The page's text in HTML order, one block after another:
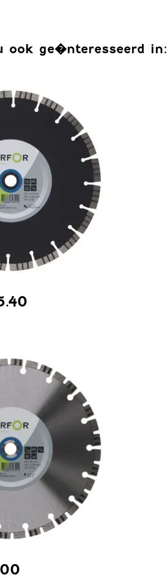
ook ge�nteresseerd in: